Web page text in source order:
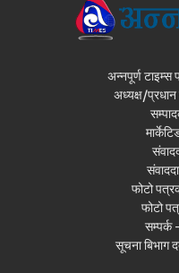
अन्नपूर्ण टाइम्स
अध्यक्ष/
फोटो
फोटो
सूचना बिभाग